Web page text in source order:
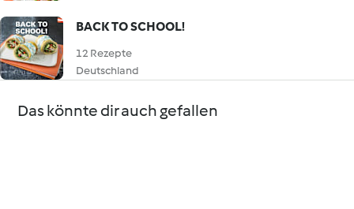
BACK TO SCHOOL!
12 Rezepte
Deutschland
Das könnte dir auch gefallen